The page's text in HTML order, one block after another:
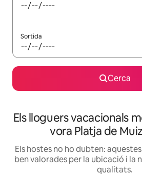
Sortida
Cerca
Els lloguers vacacionals
vora Platja de
Els hostes no ho dubten:
ben valorades per la ubicació i la
qualitats.